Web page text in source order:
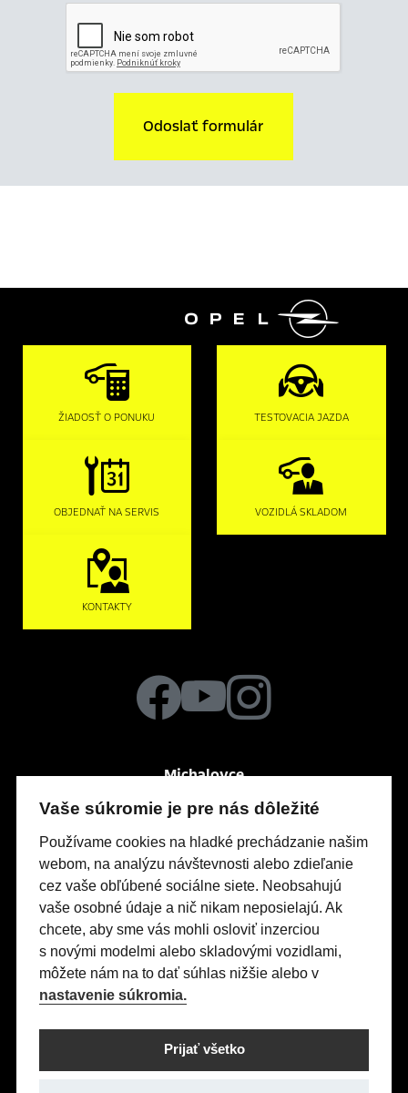
Odoslať formulár

ŽIADOSŤ O PONUKU TESTOVACIA JAZDA
OBJEDNAŤ NA SERVIS VOZIDLÁ SKLADOM
KONTAKTY
Michalovce
Modely Opel
Titulná stránka
Skladové vozidlá
Servis & Príslušenstvo
Kontakty
Nastavení cookies
Comin.cz, s.r.o. &lead management GROWITO
Vaše súkromie je pre nás dôležité
Používame cookies na hladké prechádzanie našim
webom, na analýzu návštevnosti alebo zdieľanie
cez vaše obľúbené sociálne siete. Neobsahujú
vaše osobné údaje a nič nikam neposielajú. Ak
chcete, aby sme vás mohli osloviť inzerciou
s novými modelmi alebo skladovými vozidlami,
môžete nám na to dať súhlas nižšie alebo v
nastavenie súkromia.
Prijať všetko